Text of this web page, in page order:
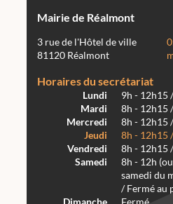
Mairie de Réalmont
3 rue de l'Hôtel de ville
81120 Réalmont
Horaires du secrétariat
Lundi
9h - 12h15
Mardi
8h - 12h15
Mercredi
8h - 12h15
Jeudi
8h - 12h15
Vendredi
8h - 12h15
Samedi
8h - 12h
samedi du
/ Fermé au
Dimanche
Fermé